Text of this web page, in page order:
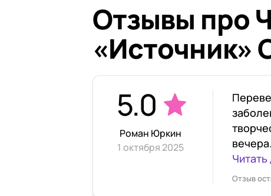
Отзывы про
«Источник»
5.0
Роман Юркин
1 октября 2025
Отзыв